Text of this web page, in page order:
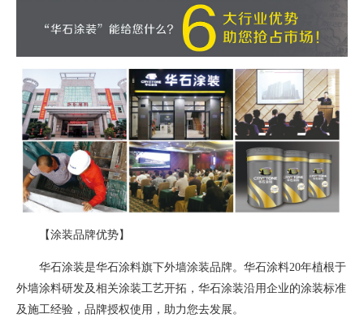
【涂装品牌优势】
华石涂装是华石涂料旗下外墙涂装品牌。华石涂料20年植根于
外墙涂料研发及相关涂装工艺开拓，华石涂装沿用企业的涂装标准
及施工经验，品牌授权使用，助力您去发展。